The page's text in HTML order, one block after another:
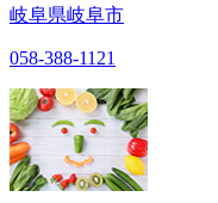
岐阜県岐阜市
058-388-1121